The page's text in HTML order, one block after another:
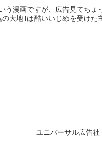
う漫画ですが、広告見てち
大地｣は酷いいじめを受けた
ユニバーサル広告